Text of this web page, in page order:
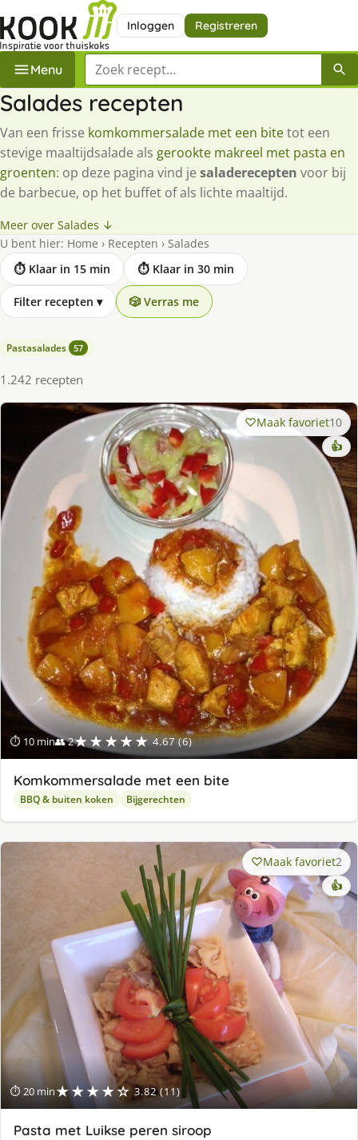
Inloggen Registreren
Menu Zoek een recept
Salades recepten
Van een frisse komkommersalade met een bitetot een
stevige maaltijdsalade als gerookte makreel met pasta en
groenten: op deze pagina vind je saladerecepten voor bij
de barbecue, op het buffet of als lichte maaltijd.
Meer over Salades ↓
U bent hier: Home › Recepten › Salades
⏱ Klaar in 15 min
⏱ Klaar in 30 min
Filter recepten ▾ 🎲 Verras me
Pastasalades 57
1.242 recepten
⏱ 10 min👥 2★★★★★ 4.67 (6)
Maak favoriet10
👍
Komkommersalade met een bite
BBQ & buiten koken Bijgerechten
⏱ 20 min★★★★☆ 3.82 (11)
Maak favoriet2
👍
Pasta met Luikse peren siroop